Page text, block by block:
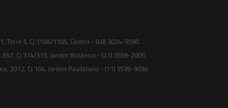
Torre II, Cj 1104/1105, Centro - (48) 3024-5590
Cj 314/315, Jardim Botânico - (21) 3559-2005
2012, Cj 104, Jardim Paulistano - (11) 3539-9036